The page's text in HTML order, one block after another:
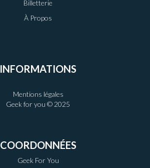
Billetterie
À Propos
INFORMATIONS
Mentions légales
Geek for you © 2025
COORDONNÉES
Geek For You